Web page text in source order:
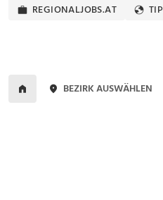
REGIONALJOBS.AT
BEZIRK AUSWÄHLEN